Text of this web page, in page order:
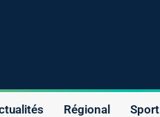
Régional Sport